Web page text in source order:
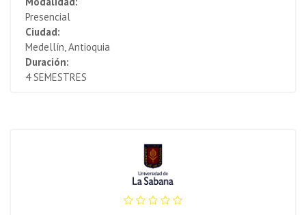
Presencial
Ciudad:
Medellín, Antioquia
Duración:
4 SEMESTRES